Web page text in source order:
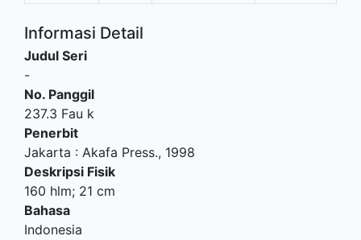
Informasi Detail
Judul Seri
-
No. Panggil
237.3 Fau k
Penerbit
Jakarta : Akafa Press., 1998
Deskripsi Fisik
160 hlm; 21 cm
Bahasa
Indonesia